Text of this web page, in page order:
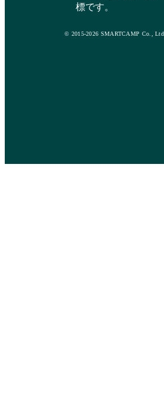
標です。
© 2015-2026 SMARTCAMP Co., Ltd.